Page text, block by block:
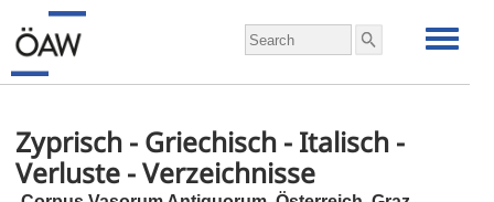
Zyprisch - Griechisch - Italisch -
Verluste - Verzeichnisse